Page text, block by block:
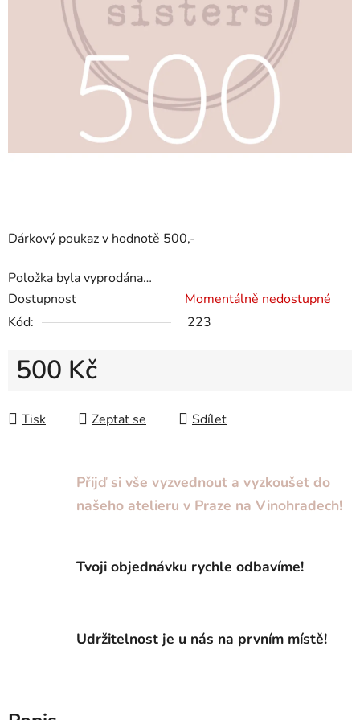
Dárkový poukaz v hodnotě 500,-
Položka byla vyprodána…
Dostupnost
Momentálně nedostupné
Kód:
223
500 Kč
Tisk
Zeptat se Sdílet
Přijď si vše vyzvednout a vyzkoušet do
našeho atelieru v Praze na Vinohradech!
Tvoji objednávku rychle odbavíme!
Udržitelnost je u nás na prvním místě!